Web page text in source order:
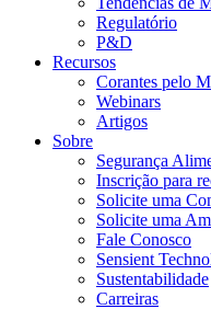
Regulatório
P&D
Recursos
Corantes pelo
Webinars
Artigos
Sobre
Segurança
Inscrição para
Solicite uma
Solicite uma
Fale Conosco
Sensient
Sustentabilidade
Carreiras